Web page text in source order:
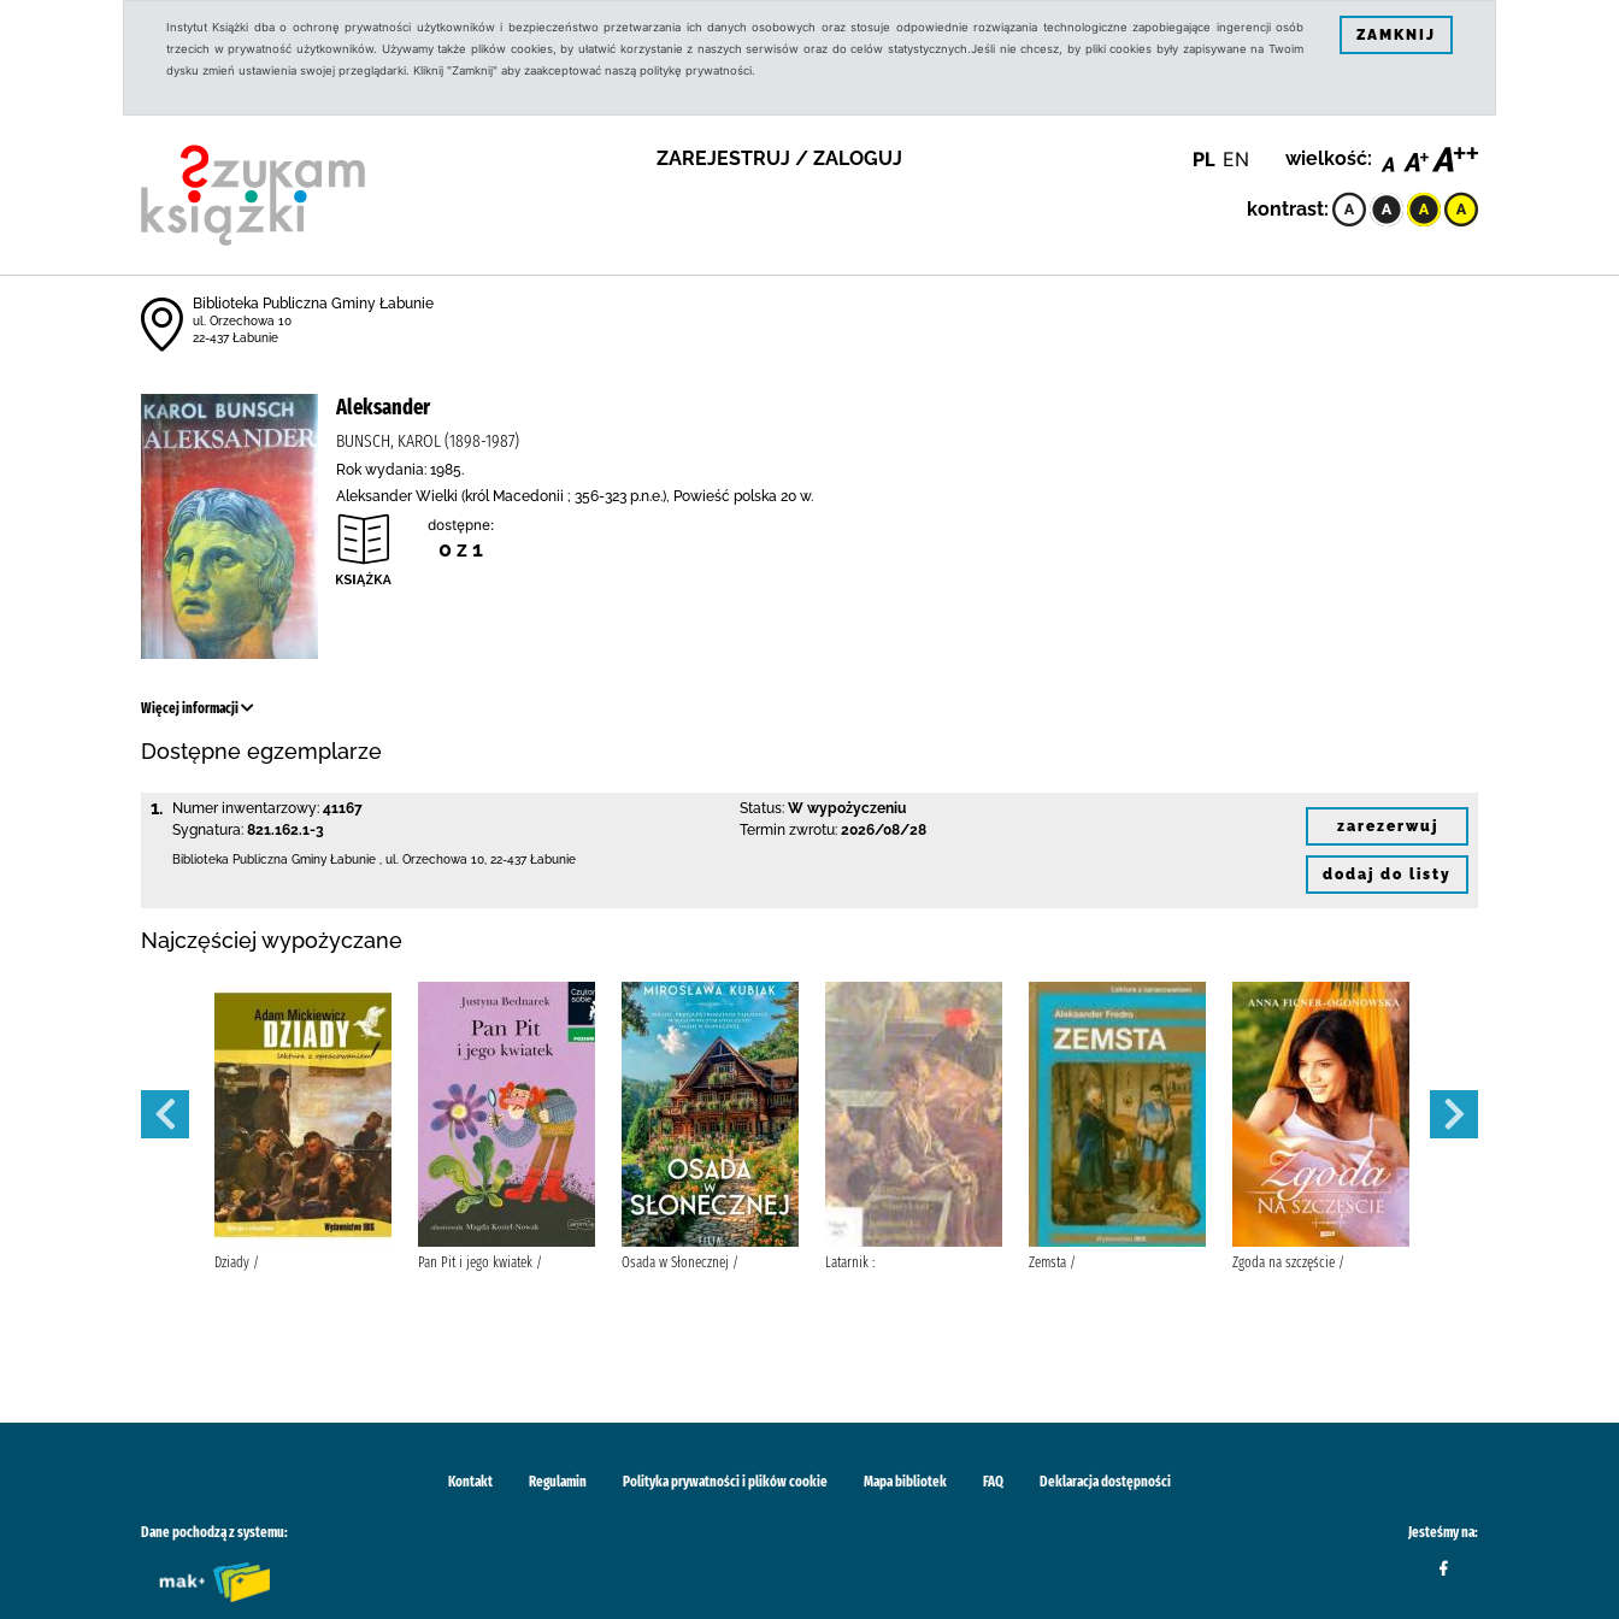
Instytut Książki dba o ochronę prywatności użytkowników i bezpieczeństwo przetwarzania ich danych osobowych oraz stosuje odpowiednie rozwiązania technologiczne zapobiegające ingerencji osób
trzecich w prywatność użytkowników. Używamy także plików cookies, by ułatwić korzystanie z naszych serwisów oraz do celów statystycznych.Jeśli nie chcesz, by pliki cookies były zapisywane na Twoim
dysku zmień ustawienia swojej przeglądarki. Kliknij "Zamknij" aby zaakceptować naszą politykę prywatności.
ZAMKNIJ
ZAREJESTRUJ / ZALOGUJ PL EN wielkość:
kontrast:
Biblioteka Publiczna Gminy Łabunie
ul. Orzechowa 10
22-437 Łabunie
Aleksander
BUNSCH, KAROL (1898-1987)
Rok wydania: 1985.
Aleksander Wielki (król Macedonii ; 356-323 p.n.e.), Powieść polska 20 w.
dostępne:
0 z 1
Więcej informacji
Dostępne egzemplarze
1. Numer inwentarzowy: 41167
Sygnatura: 821.162.1-3
Status: W wypożyczeniu
Termin zwrotu: 2026/08/28
Biblioteka Publiczna Gminy Łabunie ul. Orzechowa 10 22-437 Łabunie
zarezerwuj
dodaj do listy
Najczęściej wypożyczane
Dziady / Pan Pit i jego kwiatek / Osada w Słonecznej / Latarnik : Zemsta / Zgoda na szczęście /
Kontakt Regulamin Polityka prywatności i plików cookie Mapa bibliotek FAQ Deklaracja dostępności
Dane pochodzą z systemu: Jesteśmy na: